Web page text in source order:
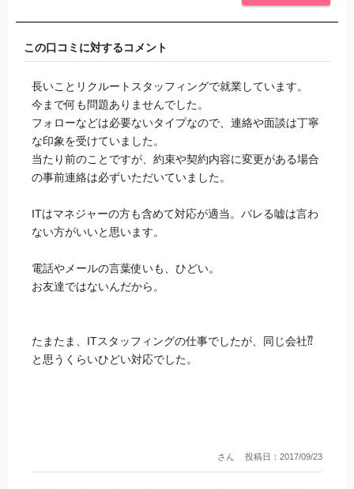
この口コミに対するコメント
長いことリクルートスタッフィングで就業しています。
今まで何も問題ありませんでした。
フォローなどは必要ないタイプなので、連絡や面談は丁寧
な印象を受けていました。
当たり前のことですが、約束や契約内容に変更がある場合
の事前連絡は必ずいただいていました。
ITはマネジャーの方も含めて対応が適当。バレる嘘は言わ
ない方がいいと思います。
電話やメールの言葉使いも、ひどい。
お友達ではないんだから。
たまたま、ITスタッフィングの仕事でしたが、同じ会社⁇
と思うくらいひどい対応でした。
さん 投稿日：2017/09/23